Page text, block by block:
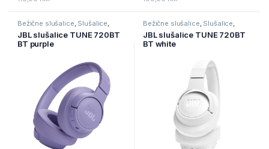
Bežične slušalice, Slušalice,
Televizori i audio
JBL slušalice TUNE 720BT
BT purple
Bežične slušalice, Slušalice,
Televizori i audio
JBL slušalice TUNE 720BT
BT white